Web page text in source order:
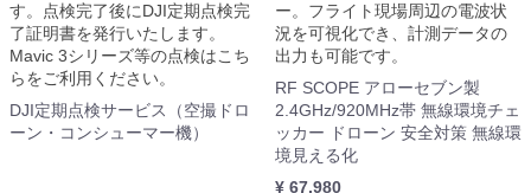
す。点検完了後にDJI定期点検完
了証明書を発行いたします。
Mavic 3シリーズ等の点検はこち
らをご利用ください。
DJI定期点検サービス（空撮ドロ
ーン・コンシューマー機）
ー。フライト現場周辺の電波状
況を可視化でき、計測データの
出力も可能です。
RF SCOPE アローセブン製
2.4GHz/920MHz帯 無線環境チェ
ッカー ドローン 安全対策 無線環
境見える化
¥ 67,980